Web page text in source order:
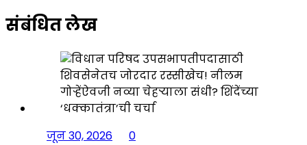
संबंधित लेख
जून 30, 2026
0